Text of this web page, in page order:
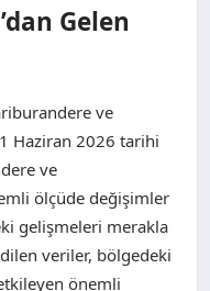
Gelen
ve
Haziran 2026 tarihi
ve
ölçüde değişimler
gelişmeleri merakla
veriler, bölgedeki
önemli